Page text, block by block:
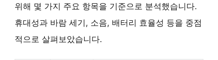
위해 몇 가지 주요 항목을 기준으로 분석했습니다.
휴대성과 바람 세기, 소음, 배터리 효율성 등을 중점
적으로 살펴보았습니다.